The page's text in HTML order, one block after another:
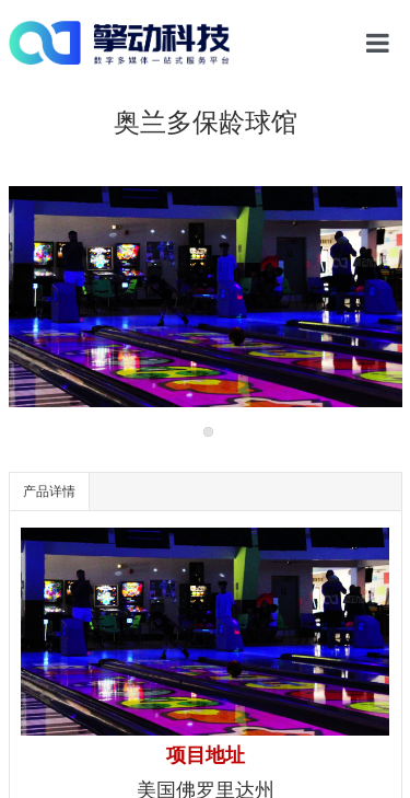
多媒体
案例中心
新闻资讯
奥兰多保龄球馆
产品详情
项目地址
美国佛罗里达州